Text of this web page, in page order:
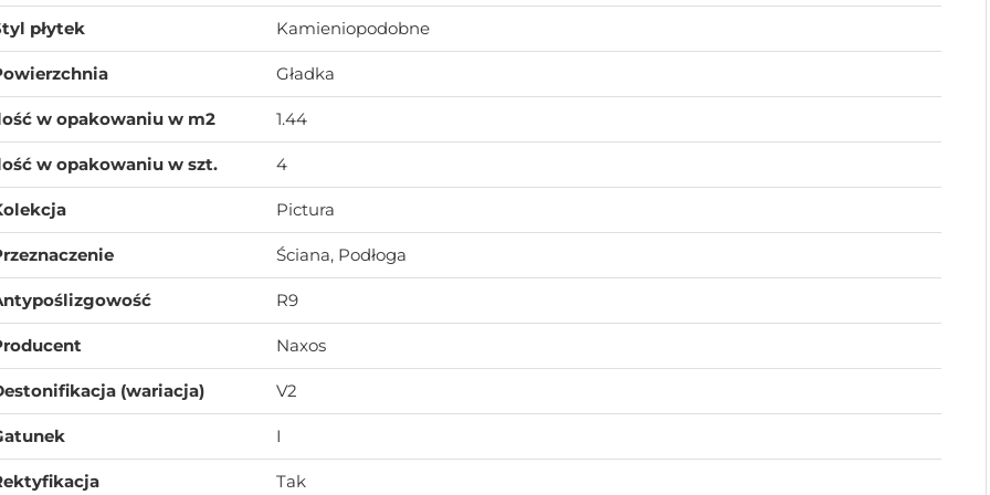
płytek Kamieniopodobne
Gładka
w opakowaniu w m2 1.44
w opakowaniu w szt. 4
Pictura
Ściana, Podłoga
R9
Naxos
(wariacja) V2
I
Tak